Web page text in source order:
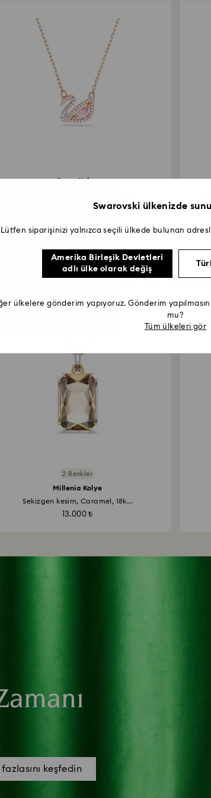
Swan Kolye
Şu ürünleri de
2 Renkler
Millenia Kolye
Sekizgen kesim, Caramel, 18k...
13.000 ₺
keşfedin
Swarovski ülkenizde
Lütfen siparişinizi yalnızca seçili ülkede bulunan
Amerika Birleşik Devletleri
adlı ülke olarak değiş
ülkelere gönderim yapıyoruz. Gönderim
mu?
Tüm ülkeleri gör